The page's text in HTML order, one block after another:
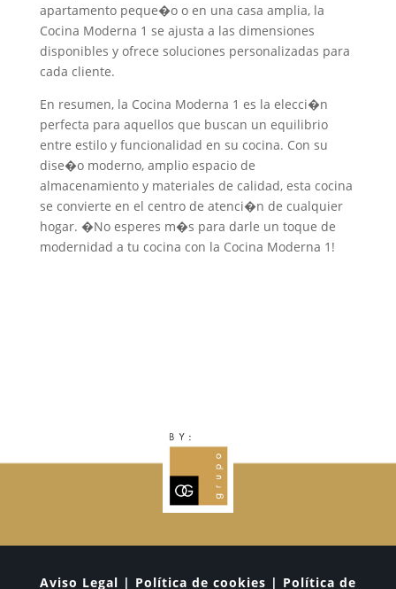
apartamento peque�o o en una casa amplia, la
Cocina Moderna 1 se ajusta a las dimensiones
disponibles y ofrece soluciones personalizadas para
cada cliente.
En resumen, la Cocina Moderna 1 es la elecci�n
perfecta para aquellos que buscan un equilibrio
entre estilo y funcionalidad en su cocina. Con su
dise�o moderno, amplio espacio de
almacenamiento y materiales de calidad, esta cocina
se convierte en el centro de atenci�n de cualquier
hogar. �No esperes m�s para darle un toque de
modernidad a tu cocina con la Cocina Moderna 1!
Aviso Legal | Política de cookies | Política de